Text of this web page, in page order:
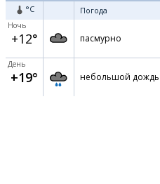
°C Погода
Ночь
+12° пасмурно
День
+19° небольшой дождь